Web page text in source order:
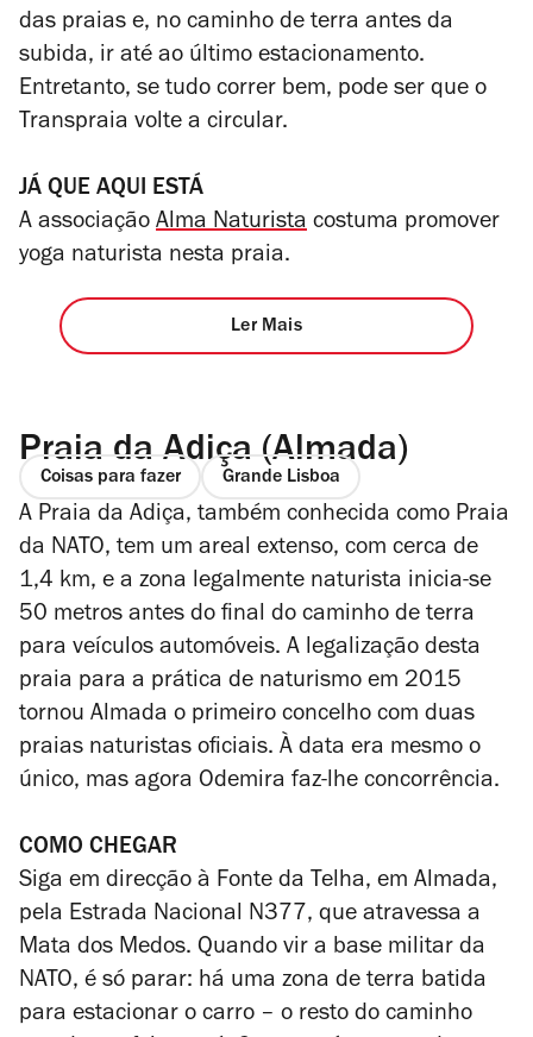
das praias e, no caminho de terra antes da
subida, ir até ao último estacionamento.
Entretanto, se tudo correr bem, pode ser que o
Transpraia volte a circular.
JÁ QUE AQUI ESTÁ
A associação Alma Naturista costuma promover
yoga naturista nesta praia.
Ler Mais
Praia da Adiça (Almada)
Coisas para fazer Grande Lisboa
A Praia da Adiça, também conhecida como Praia
da NATO, tem um areal extenso, com cerca de
1,4 km, e a zona legalmente naturista inicia-se
50 metros antes do final do caminho de terra
para veículos automóveis. A legalização desta
praia para a prática de naturismo em 2015
tornou Almada o primeiro concelho com duas
praias naturistas oficiais. À data era mesmo o
único, mas agora Odemira faz-lhe concorrência.
COMO CHEGAR
Siga em direcção à Fonte da Telha, em Almada,
pela Estrada Nacional N377, que atravessa a
Mata dos Medos. Quando vir a base militar da
NATO, é só parar: há uma zona de terra batida
para estacionar o carro – o resto do caminho